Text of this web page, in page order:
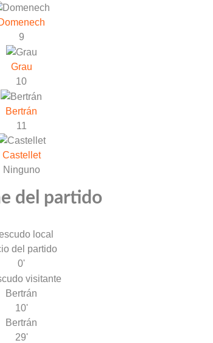
9
Grau
10
Bertrán
11
Castellet
Ninguno
del partido
del partido
0'
Bertrán
10'
Bertrán
29'